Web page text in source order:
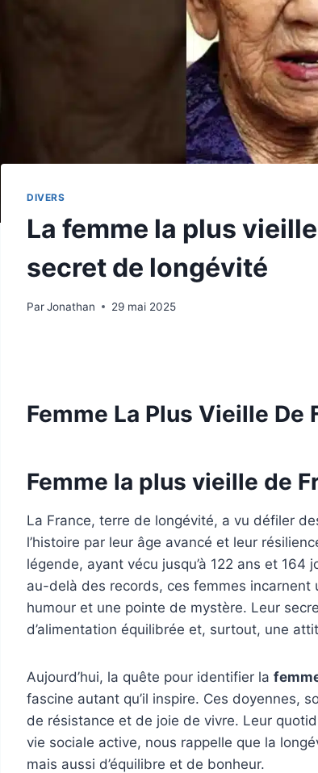
DIVERS
La femme la plus
secret de longévité
ParJonathan 29 mai 2025
Femme La Plus Vieille De
Femme la plus vieille de
La France, terre de longévité, a vu défiler
l’histoire par leur âge avancé et leur
légende, ayant vécu jusqu’à 122 ans et
au-delà des records, ces femmes
humour et une pointe de mystère. Leur
d’alimentation équilibrée et, surtout, une
Aujourd’hui, la quête pour identifier la
fascine autant qu’il inspire. Ces doyennes,
de résistance et de joie de vivre. Leur
vie sociale active, nous rappelle que la
mais aussi d’équilibre et de bonheur.